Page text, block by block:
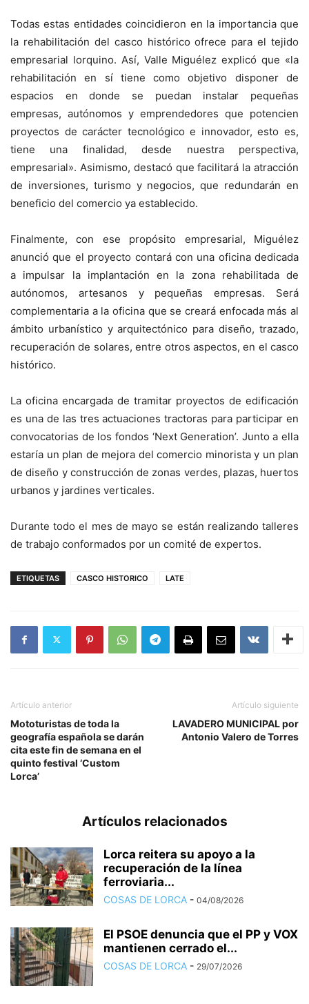
Todas estas entidades coincidieron en la importancia que
la rehabilitación del casco histórico ofrece para el tejido
empresarial lorquino. Así, Valle Miguélez explicó que «la
rehabilitación en sí tiene como objetivo disponer de
espacios en donde se puedan instalar pequeñas
empresas, autónomos y emprendedores que potencien
proyectos de carácter tecnológico e innovador, esto es,
tiene una finalidad, desde nuestra perspectiva,
empresarial». Asimismo, destacó que facilitará la atracción
de inversiones, turismo y negocios, que redundarán en
beneficio del comercio ya establecido.
Finalmente, con ese propósito empresarial, Miguélez
anunció que el proyecto contará con una oficina dedicada
a impulsar la implantación en la zona rehabilitada de
autónomos, artesanos y pequeñas empresas. Será
complementaria a la oficina que se creará enfocada más al
ámbito urbanístico y arquitectónico para diseño, trazado,
recuperación de solares, entre otros aspectos, en el casco
histórico.
La oficina encargada de tramitar proyectos de edificación
es una de las tres actuaciones tractoras para participar en
convocatorias de los fondos ‘Next Generation’. Junto a ella
estaría un plan de mejora del comercio minorista y un plan
de diseño y construcción de zonas verdes, plazas, huertos
urbanos y jardines verticales.
Durante todo el mes de mayo se están realizando talleres
de trabajo conformados por un comité de expertos.
ETIQUETAS CASCO HISTORICO LATE
Artículo anterior
Mototuristas de toda la
geografía española se darán
cita este fin de semana en el
quinto festival ‘Custom
Lorca’
Artículo siguiente
LAVADERO MUNICIPAL por
Antonio Valero de Torres
Artículos relacionados
Lorca reitera su apoyo a la
recuperación de la línea
ferroviaria...
COSAS DE LORCA - 04/08/2026
El PSOE denuncia que el PP y VOX
mantienen cerrado el...
COSAS DE LORCA - 29/07/2026